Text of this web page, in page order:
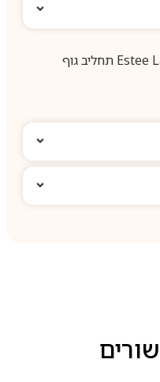
בושם לאשה Estee Lauder Beautiful תחליב גוף